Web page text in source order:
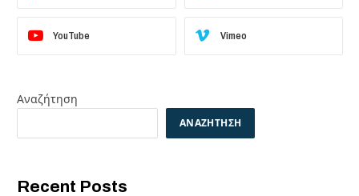
YouTube Vimeo
Αναζήτηση
ΑΝΑΖΉΤΗΣΗ
Recent Posts